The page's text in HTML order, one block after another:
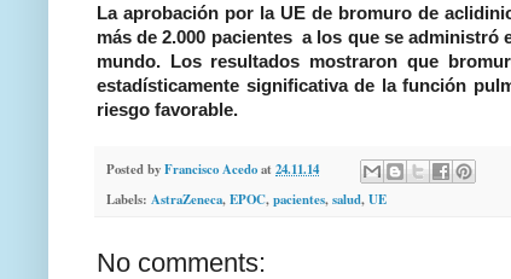
La aprobación por la UE de bromuro de
más de 2.000 pacientes a los que se administró
mundo. Los resultados mostraron que
estadísticamente significativa de la función
riesgo favorable.
Posted byFrancisco Acedoat 24.11.14
Labels: AstraZeneca,EPOC,pacientes,salud,UE
No comments: